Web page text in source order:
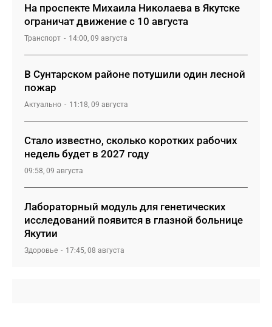
На проспекте Михаила Николаева в Якутске
ограничат движение с 10 августа
Транспорт 14:00, 09 августа
В Сунтарском районе потушили один лесной
пожар
Актуально 11:18, 09 августа
Стало известно, сколько коротких рабочих
недель будет в 2027 году
09:58, 09 августа
Лабораторный модуль для генетических
исследований появится в глазной больнице
Якутии
Здоровье 17:45, 08 августа